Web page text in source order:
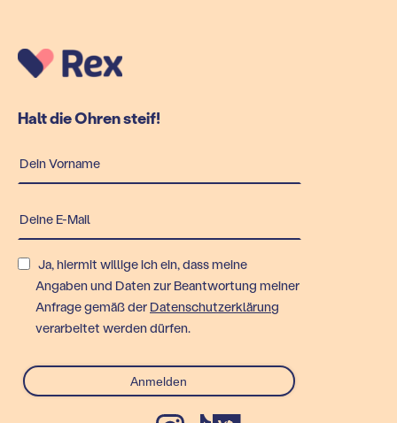
Halt die Ohren steif!
Ja, hiermit willige ich ein, dass meine
Angaben und Daten zur Beantwortung meiner
Anfrage gemäß der Datenschutzerklärung
verarbeitet werden dürfen.